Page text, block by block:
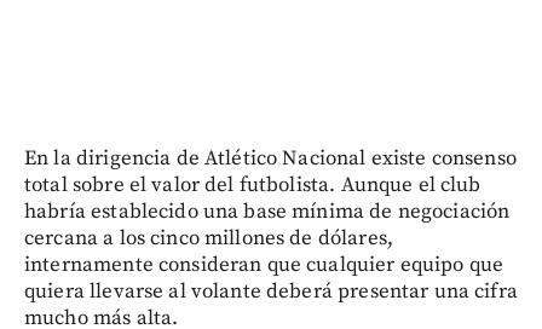
En la dirigencia de Atlético Nacional existe consenso
total sobre el valor del futbolista. Aunque el club
habría establecido una base mínima de negociación
cercana a los cinco millones de dólares,
internamente consideran que cualquier equipo que
quiera llevarse al volante deberá presentar una cifra
mucho más alta.